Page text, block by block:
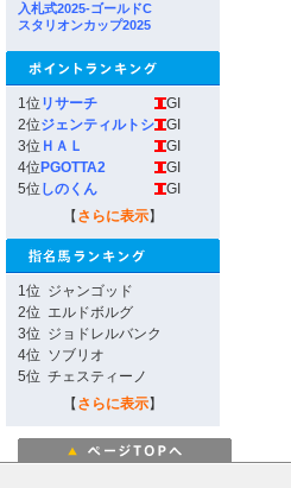
入札式2025-ゴールドC
スタリオンカップ2025
1位 リサーチ
GI
2位ジェンティルトシ
GI
3位 ＨＡＬ
GI
4位 PGOTTA2
GI
5位 しのくん
GI
【 さらに表示】
1位 ジャンゴッド
2位 エルドボルグ
3位 ジョドレルバンク
4位 ソブリオ
5位 チェスティーノ
【 さらに表示】